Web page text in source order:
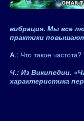
вибрация. Мы все
практики
А.: Что такое частота?
Ч.: Из Википедии.
характеристика